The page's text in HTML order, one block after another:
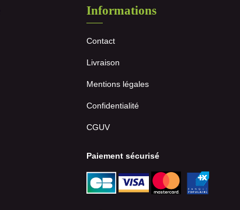
Informations
Contact
Livraison
Mentions légales
Confidentialité
CGUV
Paiement sécurisé